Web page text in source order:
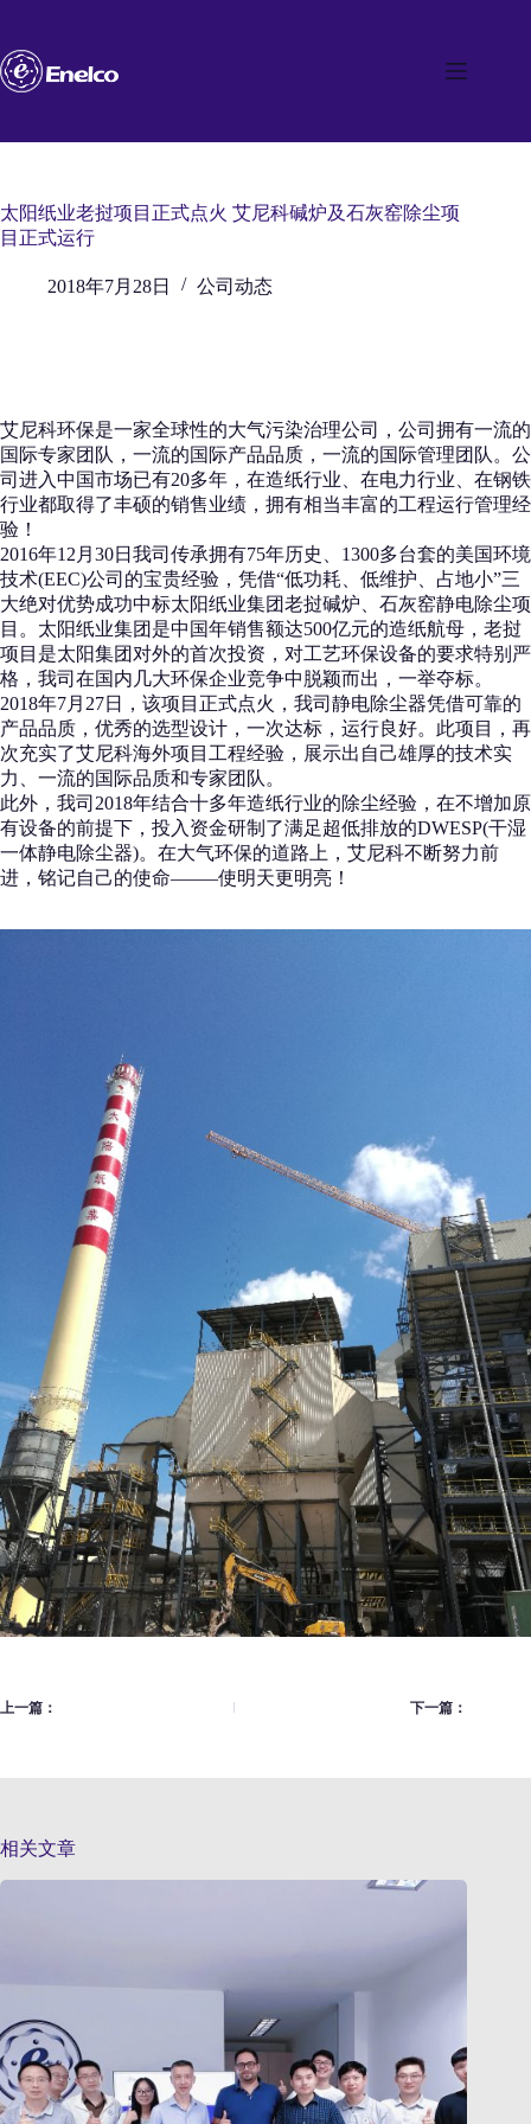
内
容
太阳纸业老挝项目正式点火 艾尼科碱炉及石灰窑除尘项
目正式运行
2018年7月28日 公司动态
艾尼科环保是一家全球性的大气污染治理公司，公司拥有一流的
国际专家团队，一流的国际产品品质，一流的国际管理团队。公
司进入中国市场已有20多年，在造纸行业、在电力行业、在钢铁
行业都取得了丰硕的销售业绩，拥有相当丰富的工程运行管理经
验！
2016年12月30日我司传承拥有75年历史、1300多台套的美国环境
技术(EEC)公司的宝贵经验，凭借“低功耗、低维护、占地小”三
大绝对优势成功中标太阳纸业集团老挝碱炉、石灰窑静电除尘项
目。太阳纸业集团是中国年销售额达500亿元的造纸航母，老挝
项目是太阳集团对外的首次投资，对工艺环保设备的要求特别严
格，我司在国内几大环保企业竞争中脱颖而出，一举夺标。
2018年7月27日，该项目正式点火，我司静电除尘器凭借可靠的
产品品质，优秀的选型设计，一次达标，运行良好。此项目，再
次充实了艾尼科海外项目工程经验，展示出自己雄厚的技术实
力、一流的国际品质和专家团队。
此外，我司2018年结合十多年造纸行业的除尘经验，在不增加原
有设备的前提下，投入资金研制了满足超低排放的DWESP(干湿
一体静电除尘器)。在大气环保的道路上，艾尼科不断努力前
进，铭记自己的使命——–使明天更明亮！
上一篇： 下一篇：
相关文章